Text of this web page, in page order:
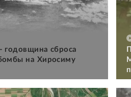
годовщина сброса
на Хиросиму